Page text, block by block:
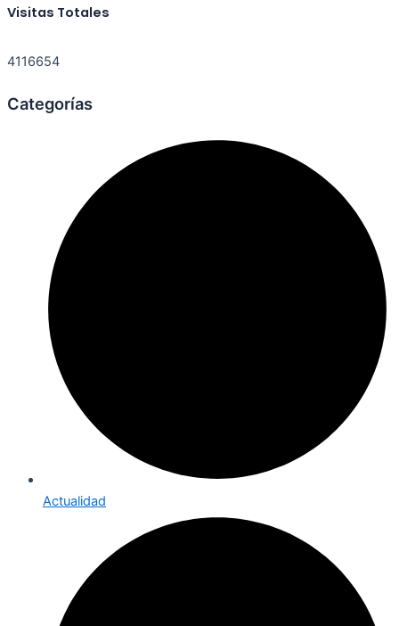
Visitas Totales
4116654
Categorías
Actualidad